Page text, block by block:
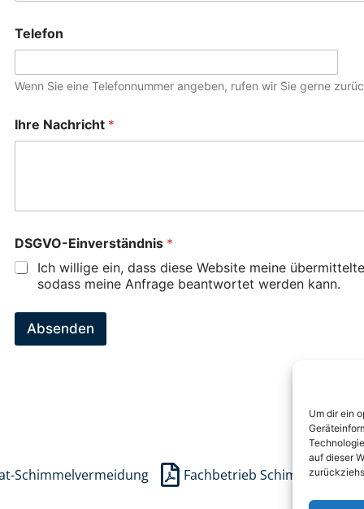
Um dir ein
auf dieser
Telefon
Wenn Sie eine Telefonnummer angeben, rufen wir Sie gerne
Ihre Nachricht *
DSGVO-Einverständnis *
Ich willige ein, dass diese Website meine
sodass meine Anfrage beantwortet werden kann.
Absenden
Schimmelvermeidung Fachbetrieb